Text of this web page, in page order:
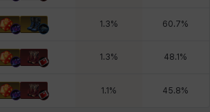
1.3% 60.7%
1.3% 48.1 %
1.1 % 45.8%